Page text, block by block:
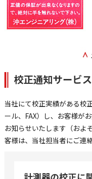
校正通知サービス
当社にて校正実績がある校
ール、FAX）し、お客様が
お知らせいたします（およ
客様は、当社担当者にご連